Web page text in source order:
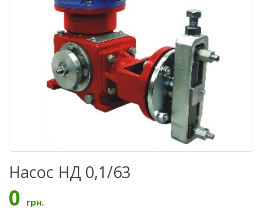
Насос НД 0,1/63
0 грн.